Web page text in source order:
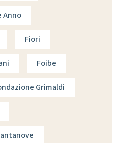
Anno
Fiori
Foibe
Grimaldi